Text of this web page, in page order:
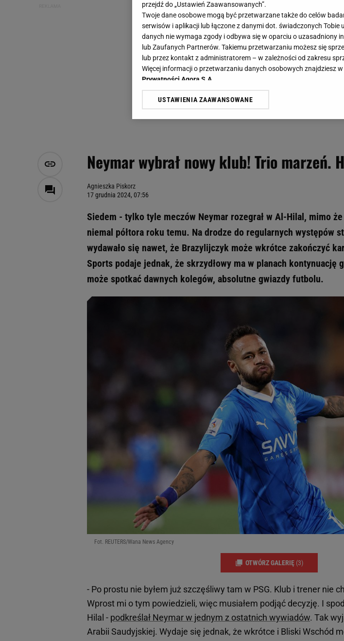
Neymar wybrał nowy klub! Trio marzeń.
Agnieszka Piskorz
17 grudnia 2024, 07:56
Siedem - tylko tyle meczów Neymar rozegrał w Al-Hilal, mimo
niemal półtora roku temu. Na drodze do regularnych występów
wydawało się nawet, że Brazylijczyk może wkrótce zakończyć
Sports podaje jednak, że skrzydłowy ma w planach
może spotkać dawnych kolegów, absolutne gwiazdy futbolu.
Fot. REUTERS/Wana News Agency
OTWÓRZ GALERIĘ (3)
- Po prostu nie byłem już szczęśliwy tam w PSG. Klub i trener nie
Wprost mi o tym powiedzieli, więc musiałem podjąć decyzję. I
Hilal - podkreślał Neymar w jednym z ostatnich wywiadów. Tak
Arabii Saudyjskiej. Wydaje się jednak, że wkrótce i Bliski Wschód
przejdź do „Ustawień Zaawansowanych”.
Twoje dane osobowe mogą być przetwarzane także do celów
serwisów i aplikacji lub łączone z danymi dot. świadczonych
danych nie wymaga zgody i odbywa się w oparciu o uzasadniony
lub Zaufanych Partnerów. Takiemu przetwarzaniu możesz się
lub przez kontakt z administratorem – w zależności od zakresu
Więcej informacji o przetwarzaniu danych osobowych znajdziesz
Prywatności Agora S.A.
Klikając „Akceptuję” wyrażasz też zgodę na zainstalowanie i
Zaufanych Partnerów i Agora S.A. na Twoim urządzeniu
My, nasi Zaufani Partnerzy i Agora S.A. możemy przetwarzać dane
badnie odbiorców i ulepszanie usług.
USTAWIENIA ZAAWANSOWANE